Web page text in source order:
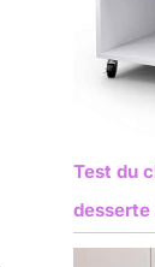
Test du